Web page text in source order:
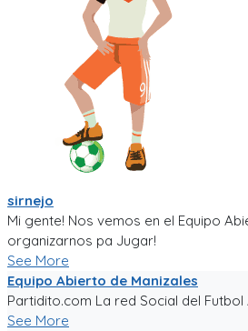
sirnejo
Mi gente! Nos vemos en el Equipo
organizarnos pa Jugar!
See More
Equipo Abierto de Manizales
Partidito.com La red Social del
See More